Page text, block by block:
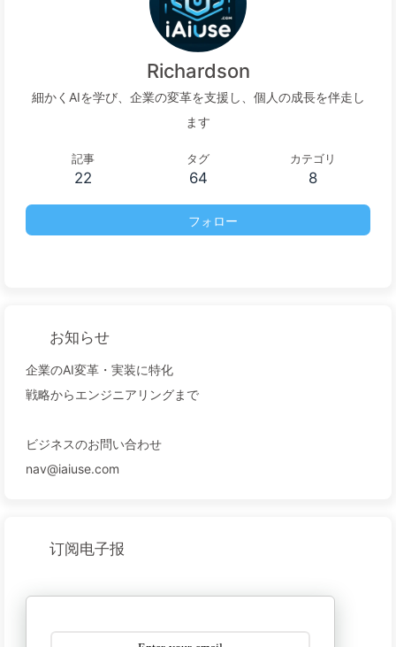
Richardson
細かくAIを学び、企業の変革を支援し、個人の成長を伴走し
ます
記事
22
タグ
64
カテゴリ
8
フォロー
お知らせ
企業のAI変革・実装に特化
戦略からエンジニアリングまで
ビジネスのお問い合わせ
nav@iaiuse.com
订阅电子报